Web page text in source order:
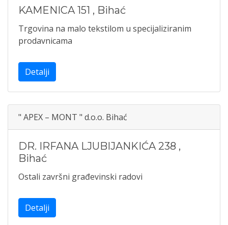
KAMENICA 151 , Bihać
Trgovina na malo tekstilom u specijaliziranim
prodavnicama
Detalji
" APEX – MONT " d.o.o. Bihać
DR. IRFANA LJUBIJANKIĆA 238 ,
Bihać
Ostali završni građevinski radovi
Detalji